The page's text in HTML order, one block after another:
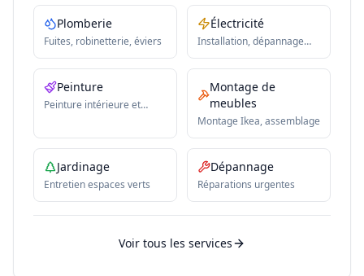
Plomberie
Fuites, robinetterie, éviers
Électricité
Installation, dépannage
Peinture
Peinture intérieure et
Montage de
meubles
Montage Ikea, assemblage
Jardinage
Entretien espaces verts
Dépannage
Réparations urgentes
Voir tous les services